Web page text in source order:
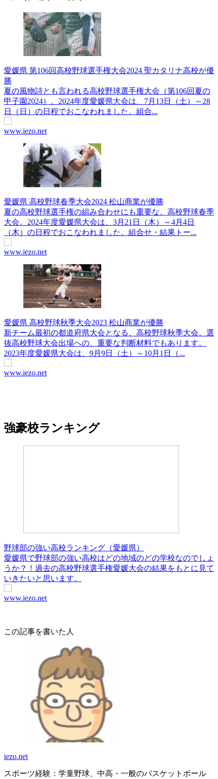
愛媛県 第106回高校野球選手権大会2024 聖カタリナ高校が優
勝
夏の風物詩とも言われる高校野球選手権大会（第106回夏の
甲子園2024）。2024年度愛媛県大会は、7月13日（土）～28
日（日）の日程でおこなわれました。組合...
www.iezo.net
愛媛県 高校野球春季大会2024 松山商業が優勝
夏の高校野球選手権の組み合わせにも重要な、高校野球春季
大会。2024年度愛媛県大会は、3月21日（木）～4月4日
（木）の日程でおこなわれました。組合せ・結果トー...
www.iezo.net
愛媛県 高校野球秋季大会2023 松山商業が優勝
新チーム最初の都道府県大会となる、高校野球秋季大会。選
抜高校野球大会出場への、重要な判断材料でもあります。
2023年度愛媛県大会は、9月9日（土）～10月1日（...
www.iezo.net
強豪校ランキング
野球部の強い高校ランキング（愛媛県）
愛媛県で野球部の強い高校はどの地域のどの学校なのでしょ
うか？！過去の高校野球選手権愛媛大会の結果をもとに見て
いきたいと思います。
www.iezo.net
この記事を書いた人
iezo.net
スポーツ経験：学童野球、中高・一般のバスケットボール